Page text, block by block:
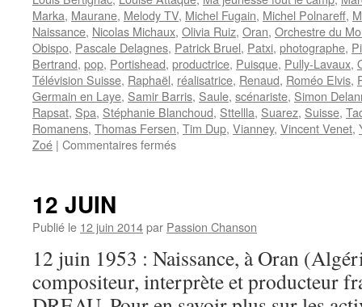
Marka, Maurane, Melody TV, Michel Fugain, Michel Polnareff,
Naissance, Nicolas Michaux, Olivia Ruiz, Oran, Orchestre du
Obispo, Pascale Delagnes, Patrick Bruel, Patxi, photographe,
Bertrand, pop, Portishead, productrice, Puisque, Pully-Lavaux,
Télévision Suisse, Raphaël, réalisatrice, Renaud, Roméo Elvis,
Germain en Laye, Samir Barris, Saule, scénariste, Simon
Rapsat, Spa, Stéphanie Blanchoud, Sttellla, Suarez, Suisse,
Romanens, Thomas Fersen, Tim Dup, Vianney, Vincent Venet,
Zoé | Commentaires ferméssur
12 JUIN
Publié le 12 juin 2014par Passion Chanson
12 juin 1953 : Naissance, à Oran
compositeur, interprète et producteur